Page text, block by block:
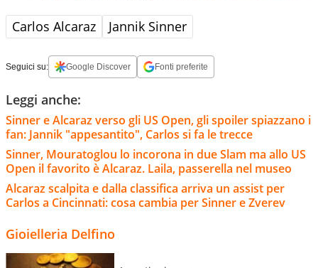
Carlos Alcaraz Jannik Sinner
Seguici su: Google Discover Fonti preferite
Leggi anche:
Sinner e Alcaraz verso gli US Open, gli spoiler spiazzano i
fan: Jannik "appesantito", Carlos si fa le trecce
Sinner, Mouratoglou lo incorona in due Slam ma allo US
Open il favorito è Alcaraz. Laila, passerella nel museo
Alcaraz scalpita e dalla classifica arriva un assist per
Carlos a Cincinnati: cosa cambia per Sinner e Zverev
Gioielleria Delfino